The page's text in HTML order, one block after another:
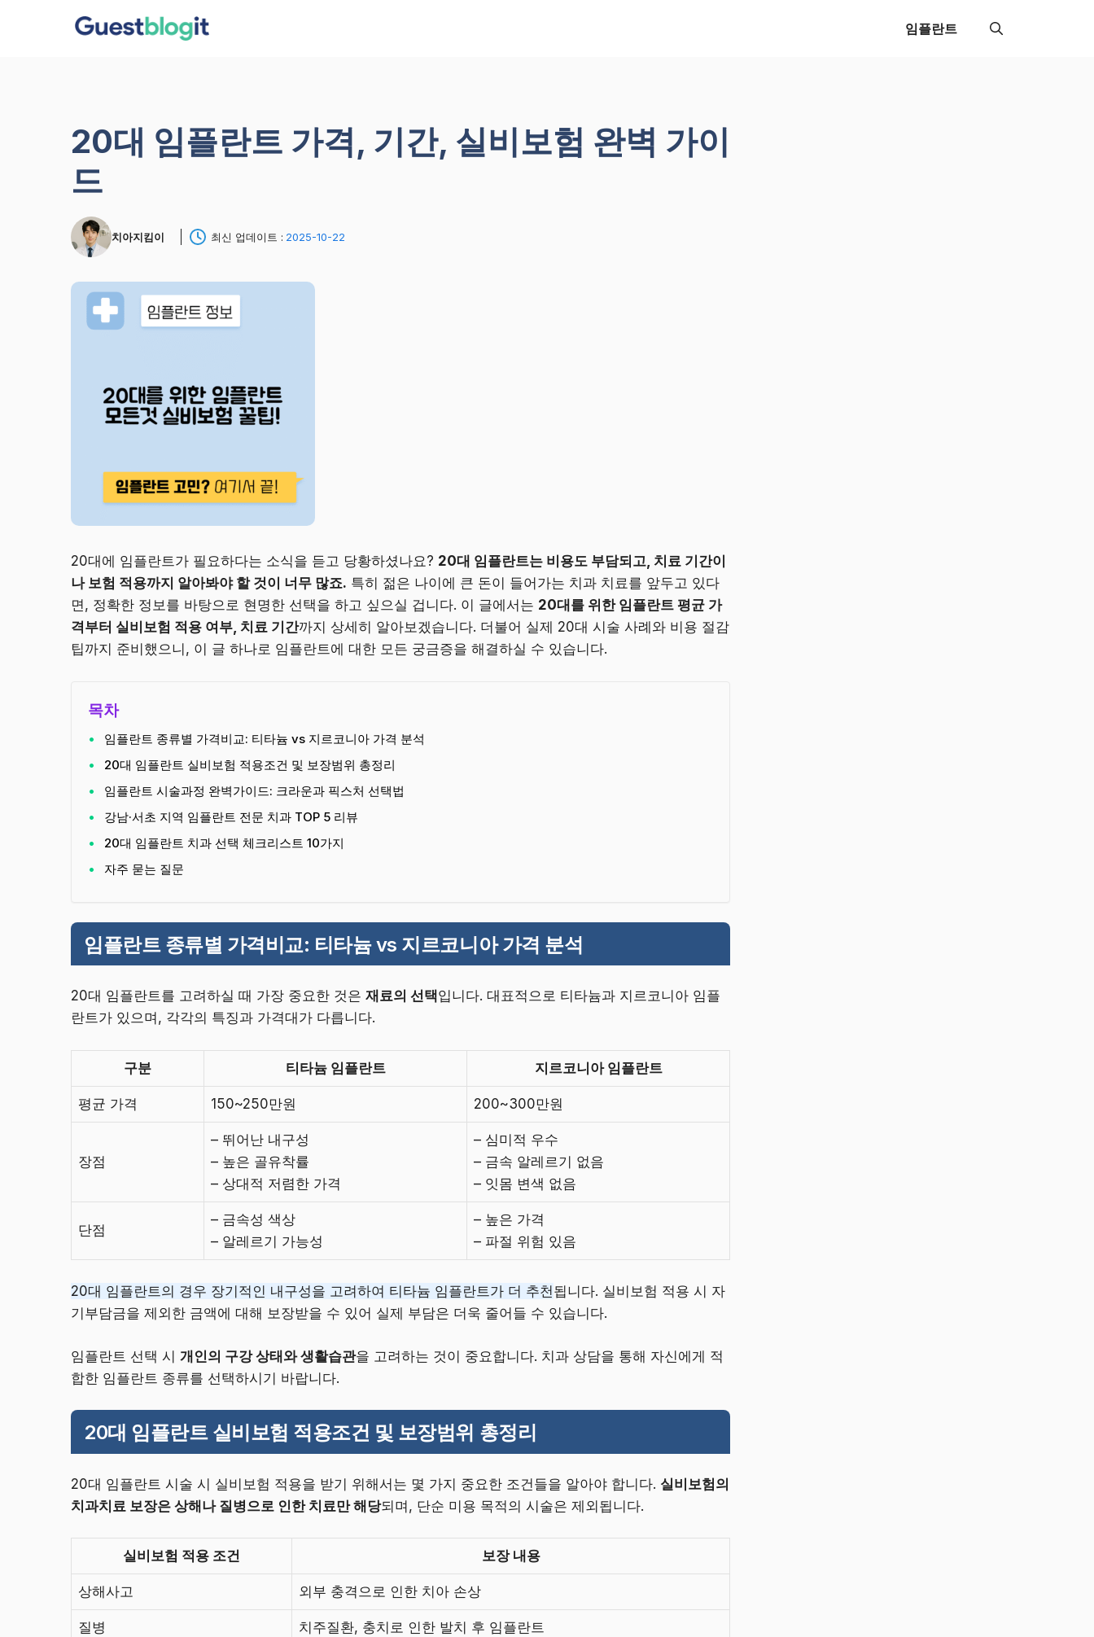
임플란트
20대 임플란트 가격, 기간, 실비보험 완벽 가이
드
치아지킴이 최신 업데이트 : 2025-10-22
20대에 임플란트가 필요하다는 소식을 듣고 당황하셨나요? 20대 임플란트는 비용도 부담되고, 치료 기간이
나 보험 적용까지 알아봐야 할 것이 너무 많죠. 특히 젊은 나이에 큰 돈이 들어가는 치과 치료를 앞두고 있다
면, 정확한 정보를 바탕으로 현명한 선택을 하고 싶으실 겁니다. 이 글에서는 20대를 위한 임플란트 평균 가
격부터 실비보험 적용 여부, 치료 기간까지 상세히 알아보겠습니다. 더불어 실제 20대 시술 사례와 비용 절감
팁까지 준비했으니, 이 글 하나로 임플란트에 대한 모든 궁금증을 해결하실 수 있습니다.
목차
임플란트 종류별 가격비교: 티타늄 vs 지르코니아 가격 분석
20대 임플란트 실비보험 적용조건 및 보장범위 총정리
임플란트 시술과정 완벽가이드: 크라운과 픽스처 선택법
강남·서초 지역 임플란트 전문 치과 TOP 5 리뷰
20대 임플란트 치과 선택 체크리스트 10가지
자주 묻는 질문
임플란트 종류별 가격비교: 티타늄 vs 지르코니아 가격 분석
20대 임플란트를 고려하실 때 가장 중요한 것은 재료의 선택입니다. 대표적으로 티타늄과 지르코니아 임플
란트가 있으며, 각각의 특징과 가격대가 다릅니다.
구분 티타늄 임플란트 지르코니아 임플란트
평균 가격 150~250만원 200~300만원
장점
– 뛰어난 내구성
– 높은 골유착률
– 상대적 저렴한 가격
– 심미적 우수
– 금속 알레르기 없음
– 잇몸 변색 없음
단점
– 금속성 색상
– 알레르기 가능성
– 높은 가격
– 파절 위험 있음
20대 임플란트의 경우 장기적인 내구성을 고려하여 티타늄 임플란트가 더 추천됩니다. 실비보험 적용 시 자
기부담금을 제외한 금액에 대해 보장받을 수 있어 실제 부담은 더욱 줄어들 수 있습니다.
임플란트 선택 시 개인의 구강 상태와 생활습관을 고려하는 것이 중요합니다. 치과 상담을 통해 자신에게 적
합한 임플란트 종류를 선택하시기 바랍니다.
20대 임플란트 실비보험 적용조건 및 보장범위 총정리
20대 임플란트 시술 시 실비보험 적용을 받기 위해서는 몇 가지 중요한 조건들을 알아야 합니다. 실비보험의
치과치료 보장은 상해나 질병으로 인한 치료만 해당되며, 단순 미용 목적의 시술은 제외됩니다.
실비보험 적용 조건 보장 내용
상해사고 외부 충격으로 인한 치아 손상
질병 치주질환, 충치로 인한 발치 후 임플란트